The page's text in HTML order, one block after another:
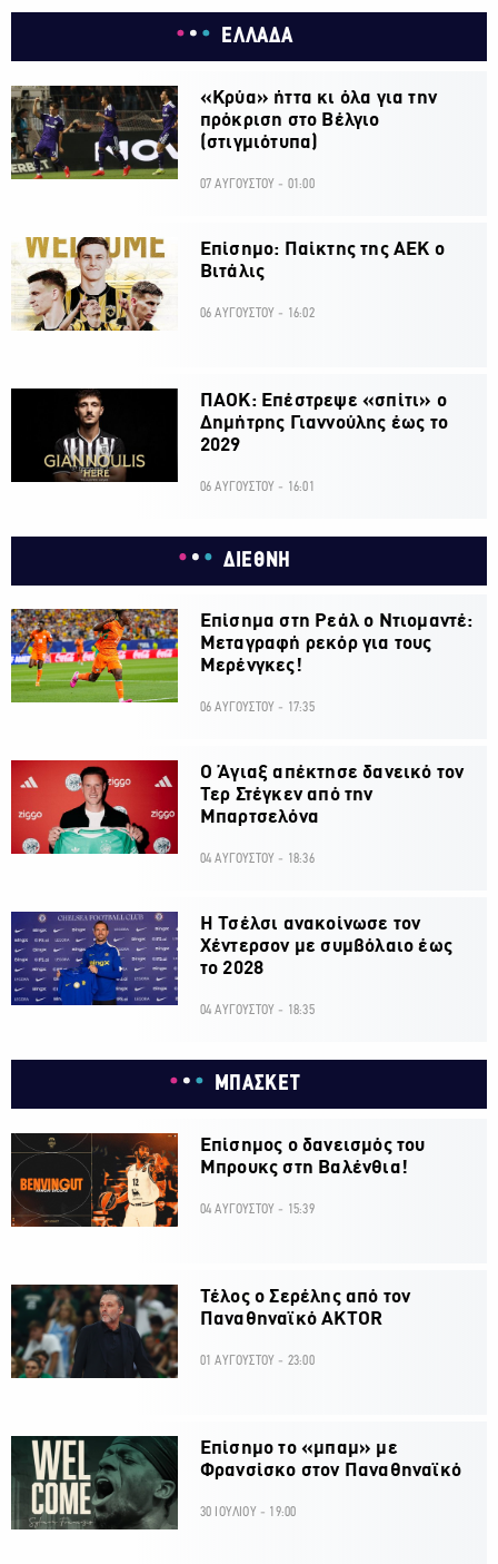
ΕΛΛΑΔΑ
«Κρύα» ήττα κι όλα για την
πρόκριση στο Βέλγιο
(στιγμιότυπα)
07 ΑΥΓΟΥΣΤΟΥ - 01:00
Επίσημο: Παίκτης της ΑΕΚ ο
Βιτάλις
06 ΑΥΓΟΥΣΤΟΥ - 16:02
ΠΑΟΚ: Επέστρεψε «σπίτι» ο
Δημήτρης Γιαννούλης έως το
2029
06 ΑΥΓΟΥΣΤΟΥ - 16:01
ΔΙΕΘΝΗ
Επίσημα στη Ρεάλ ο Ντιομαντέ:
Μεταγραφή ρεκόρ για τους
Μερένγκες!
06 ΑΥΓΟΥΣΤΟΥ - 17:35
Ο Άγιαξ απέκτησε δανεικό τον
Τερ Στέγκεν από την
Μπαρτσελόνα
04 ΑΥΓΟΥΣΤΟΥ - 18:36
H Τσέλσι ανακοίνωσε τον
Χέντερσον με συμβόλαιο έως
το 2028
04 ΑΥΓΟΥΣΤΟΥ - 18:35
ΜΠΑΣΚΕΤ
Επίσημος ο δανεισμός του
Μπρουκς στη Βαλένθια!
04 ΑΥΓΟΥΣΤΟΥ - 15:39
Τέλος ο Σερέλης από τον
Παναθηναϊκό AKTOR
01 ΑΥΓΟΥΣΤΟΥ - 23:00
Επίσημο το «μπαμ» με
Φρανσίσκο στον Παναθηναϊκό
30 ΙΟΥΛΙΟΥ - 19:00